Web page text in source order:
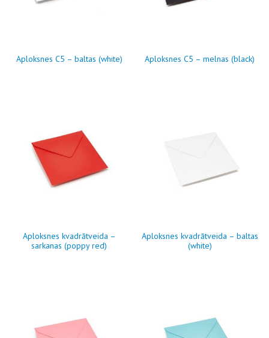
Aploksnes C5 – baltas (white) Aploksnes C5 – melnas (black)
Aploksnes kvadrātveida –
sarkanas (poppy red)
Aploksnes kvadrātveida – baltas
(white)